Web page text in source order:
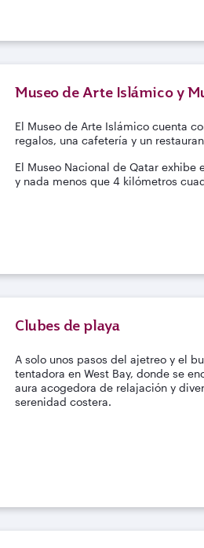
Museo de Arte Islámico y
El Museo de Arte Islámico cuenta
regalos, una cafetería y un
El Museo Nacional de Qatar
y nada menos que 4 kilómetros
Clubes de playa
A solo unos pasos del ajetreo y el
tentadora en West Bay, donde se
aura acogedora de relajación y
serenidad costera.